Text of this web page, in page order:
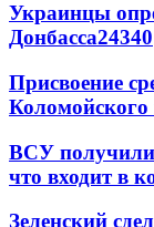
Украинцы
Донбасса24340
Присвоение
Коломойского
ВСУ получили
что входит в
Зеленский